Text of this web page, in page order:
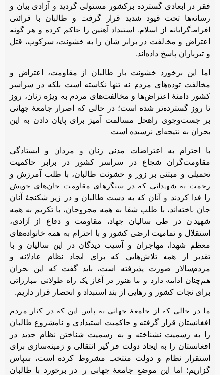
فقر در ابعادی گسترده برکشور مستولی گردید و آزادی بیان و
رسانه‌ها تحت قیود شدید قرار گرفت و طالبان با قرائتی
افراط‌گرایانه از اسلام، استبداد آهنین را حاکم کرده و هر گونه
اعتراض و مخالفت در برابر شان را به خشونت، سرکوب، قتل
و تیرباران پاسخ داده‌اند.
اما این برخورد خشونت بار طالبان از مقاومت، اعتراض و
مخالفت توده‌های مردم نه تنها نکاسته است بلکه در سراسر
کشور دامنۀ اعتراض‌ها و مخالفت‌های مردم به ویژه زنان، روز
تا روز گسترده‌تر شده است؛ در حالی که اصرار جامعۀ جهانی
بر جست‌وجوی راه‎حل مسالمت آمیز برای پایان دادن به این
بحران به نتیجه‌ای نرسیده است.
با احترام به اعتراضات مدنی زنان و مردان و ایستادگی
مقاومت‌گران شجاع در سراسر کشور در برابر حاکمیت
تحمیلی و مبتنی بر زور و خشونت طالبان، با طلب آمرزش و
رحمت به شهیدانی که در سنگرهای مقاومت جان‌های خویش
را فدا کردند و آنان که به دست طالبان و در زیر شکنجۀ آنان
جان باخته‌اند، با طلب شفا به همه مجروحان، با تکریم به همه
شهیدان در طی سالیان جهاد، مقاومت و دفاع از آزادی،
استقلال و تمامیت ارضی کشور و با احترام به همه خانواده‌های
معظم شهدا، مهاجران و آسیب دیدگان در این سالیان و با
تقدیر از همه تلاش‌هایی که برای ایجاد نظام عادلانه و
مردم‌سالار صورت پذیرفته است، باید گفت که این بحران
هم‌چنان ادامه دارد و ما هنوز در آغاز یک راه طولانی مبارزاتی
برای نجات کشور و رهایی از بند استبداد و انحصار قرار داریم.
ما در حالی که از جامعۀ جهانی به پاس این که در کنار مردم
افغانستان قرار گرفته و حاکمیت استبدادی و نامشروع طالبان
را به رسمیت نشناخته و به رسمیت شناختن نظام جدید در
افغانستان را به ایجاد دولت فراگیر انتقالی و زمینه‌سازی برای
استقرار نظام و دولت منتخب مشروط کرده است، سپاس
گزاریم؛ اما این موضع جامعۀ جهانی را در برخورد با طالبان